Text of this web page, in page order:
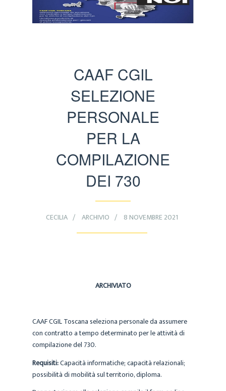
CAAF CGIL
SELEZIONE
PERSONALE
PER LA
COMPILAZIONE
DEI 730
CECILIA ARCHIVIO 8 NOVEMBRE 2021
ARCHIVIATO
CAAF CGIL Toscana seleziona personale da assumere
con contratto a tempo determinato per le attività di
compilazione del 730.
Requisiti:Capacità informatiche; capacità relazionali;
possibilità di mobilità sul territorio, diploma.